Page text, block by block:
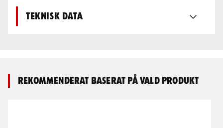
Teknisk data
Rekommenderat baserat på vald produkt